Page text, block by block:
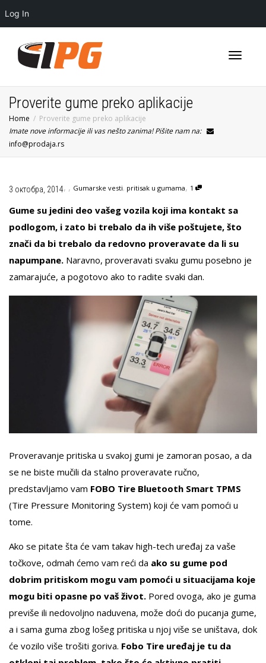
Log In
Proverite gume preko aplikacije
Home
Proverite gume preko aplikacije
Imate nove informacije ili vas nešto zanima! Pišite nam na:
info@prodaja.rs
,
3 октобра, 2014 , Gumarske vesti, pritisak u gumama, 1
Gume su jedini deo vašeg vozila koji ima kontakt sa
podlogom, i zato bi trebalo da ih više poštujete, što
znači da bi trebalo da redovno proveravate da li su
napumpane. Naravno, proveravati svaku gumu posebno je
zamarajuće, a pogotovo ako to radite svaki dan.
Proveravanje pritiska u svakoj gumi je zamoran posao, a da
se ne biste mučili da stalno proveravate ručno,
predstavljamo vam FOBO Tire Bluetooth Smart TPMS
(Tire Pressure Monitoring System) koji će vam pomoći u
tome.
Ako se pitate šta će vam takav high-tech uređaj za vaše
točkove, odmah ćemo vam reći da ako su gume pod
dobrim pritiskom mogu vam pomoći u situacijama koje
mogu biti opasne po vaš život. Pored ovoga, ako je guma
previše ili nedovoljno naduvena, može doći do pucanja gume,
a i sama guma zbog lošeg pritiska u njoj više se uništava, dok
će vozilo više trošiti goriva. Fobo Tire uređaj je tu da